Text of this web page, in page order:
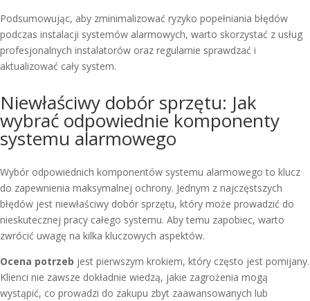
Podsumowując, aby zminimalizować ryzyko popełniania błędów
podczas instalacji systemów alarmowych, warto skorzystać z usług
profesjonalnych instalatorów oraz regularnie sprawdzać i
aktualizować cały system.
Niewłaściwy dobór sprzętu: Jak
wybrać odpowiednie komponenty
systemu alarmowego
Wybór odpowiednich komponentów systemu alarmowego to klucz
do zapewnienia maksymalnej ochrony. Jednym z najczęstszych
błędów jest niewłaściwy dobór sprzętu, który może prowadzić do
nieskutecznej pracy całego systemu. Aby temu zapobiec, warto
zwrócić uwagę na kilka kluczowych aspektów.
Ocena potrzeb jest pierwszym krokiem, który często jest pomijany.
Klienci nie zawsze dokładnie wiedzą, jakie zagrożenia mogą
wystąpić, co prowadzi do zakupu zbyt zaawansowanych lub